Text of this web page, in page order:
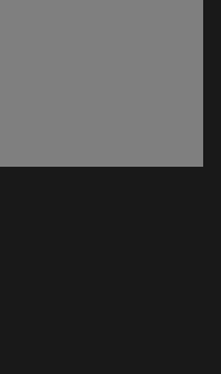
nueva ventana)
ventana)